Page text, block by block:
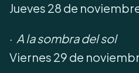
Jueves 28 de
· A la sombra del sol
Viernes 29 de